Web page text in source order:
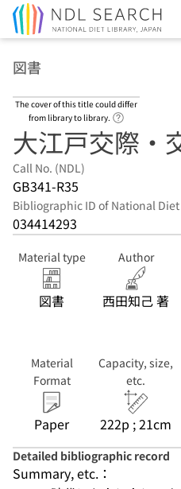
図書
The cover of this title could differ
from library to library.
大江戸交際・
Call No. (NDL)
GB341-R35
Bibliographic ID of National
034414293
Material type
図書
Author
西田知己 著
Material
Format
Paper
Capacity, size,
etc.
222p ; 21cm
Detailed bibliographic record
Summary, etc.：